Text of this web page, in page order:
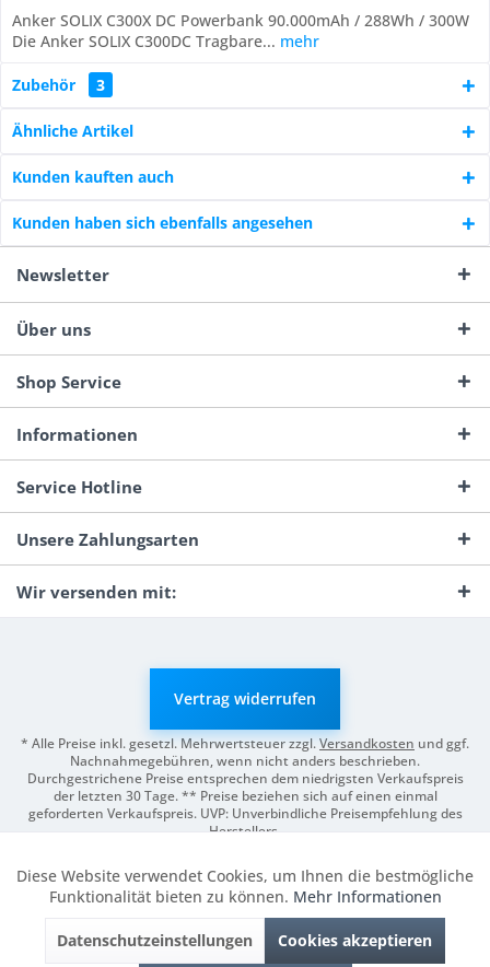
Anker SOLIX C300X DC Powerbank 90.000mAh / 288Wh / 300W
Die Anker SOLIX C300DC Tragbare... mehr
Zubehör 3
Ähnliche Artikel
Kunden kauften auch
Kunden haben sich ebenfalls angesehen
Newsletter
Über uns
Shop Service
Informationen
Service Hotline
Unsere Zahlungsarten
Wir versenden mit:
Vertrag widerrufen
* Alle Preise inkl. gesetzl. Mehrwertsteuer zzgl.Versandkosten und ggf.
Nachnahmegebühren, wenn nicht anders beschrieben.
Durchgestrichene Preise entsprechen dem niedrigsten Verkaufspreis
der letzten 30 Tage. ** Preise beziehen sich auf einen einmal
geforderten Verkaufspreis. UVP: Unverbindliche Preisempfehlung des
Herstellers.
Funktionale Aktiv
Marketing Inaktiv
Diese Website verwendet Cookies, um Ihnen die bestmögliche
Funktionalität bieten zu können. Mehr Informationen
Datenschutzeinstellungen Cookies akzeptieren